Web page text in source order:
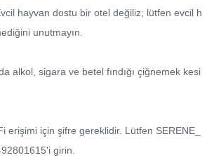
hayvan dostu bir otel değiliz; lütfen evcil h
unutmayın.
alkol, sigara ve betel fındığı çiğnemek kesi
erişimi için şifre gereklidir. Lütfen SERENE_
girin.